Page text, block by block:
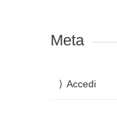
Meta
Accedi